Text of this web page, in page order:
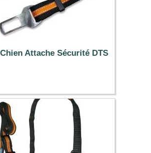
Attache Sécurité DTS
11.99 €